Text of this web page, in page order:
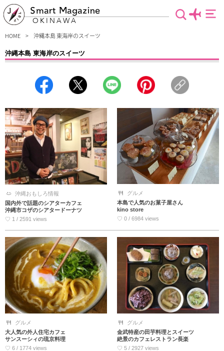
Smart Magazine
OKINAWA
HOME 沖縄本島 東海岸のスイーツ
沖縄本島 東海岸のスイーツ
食べ物が必須。デートや女子旅に最適なカフェレストランやほっこり一息つけるお
店など厳選しました。食べる前に盛れる写真を撮ってSNSにアップするのもお忘れ
沖縄おもしろ情報
国内外で話題のシアターカフェ
沖縄市コザのシアタードーナツ
♡ 1 / 2591 views
グルメ
本島で人気のお菓子屋さん
kino store
♡ 0 / 6984 views
グルメ
大人気の外人住宅カフェ
サンスーシィの琉京料理
♡ 6 / 1774 views
グルメ
金武特産の田芋料理とスイーツ
絶景のカフェレストラン長楽
♡ 5 / 2927 views